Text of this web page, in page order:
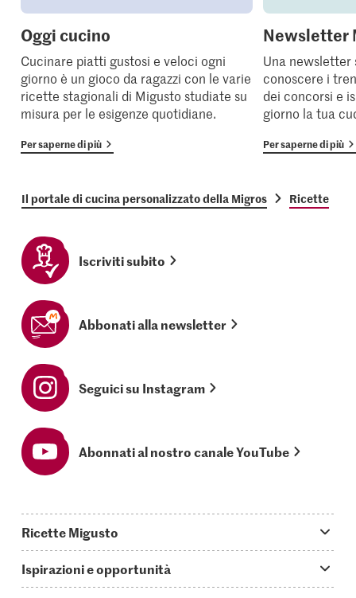
Oggi cucino
Cucinare piatti gustosi e veloci ogni
giorno è un gioco da ragazzi con le varie
ricette stagionali di Migusto studiate su
misura per le esigenze quotidiane.
Per saperne di più
Newsletter
Una
conoscere i
dei concorsi e
giorno la tua
Per saperne di più
Il portale di cucina personalizzato della Migros Ricette
Iscriviti subito
Abbonati alla newsletter
Seguici su Instagram
Abonnati al nostro canale YouTube
Ricette Migusto
Oggi cucino
Ispirazioni e opportunità